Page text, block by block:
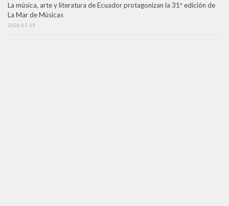
La música, arte y literatura de Ecuador protagonizan la 31ª edición de
La Mar de Músicas
2026-07-15